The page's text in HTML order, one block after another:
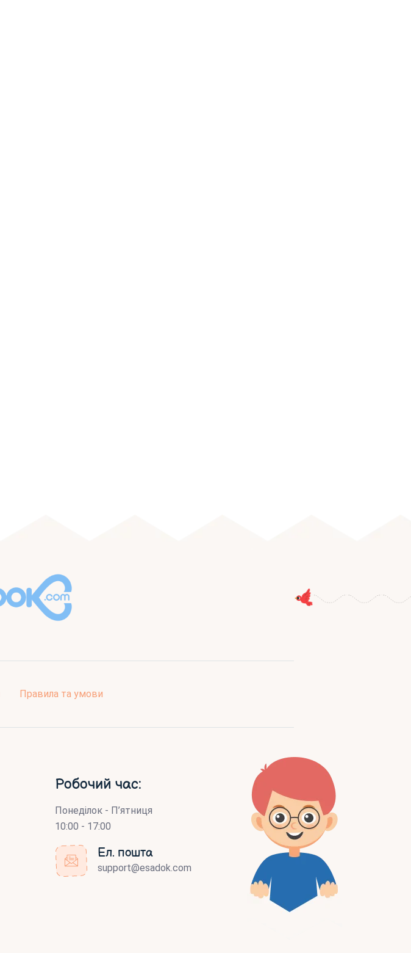
Правила та умови
Робочий час:
Понеділок - П’ятниця
10:00 - 17:00
Ел. пошта
support@esadok.com